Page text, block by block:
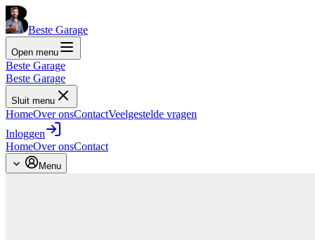
Beste Garage
Open menu
Beste Garage
Beste Garage
Sluit menu
HomeOver onsContactVeelgestelde vragen
Inloggen
HomeOver onsContact
Menu